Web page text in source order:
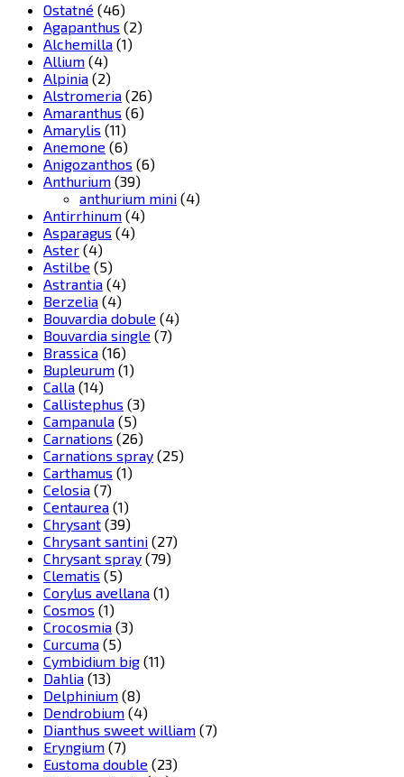
Ostatné (46)
Agapanthus (2)
Alchemilla (1)
Allium (4)
Alpinia (2)
Alstromeria (26)
Amaranthus (6)
Amarylis (11)
Anemone (6)
Anigozanthos (6)
Anthurium (39)
anthurium mini (4)
Antirrhinum (4)
Asparagus (4)
Aster (4)
Astilbe (5)
Astrantia (4)
Berzelia (4)
Bouvardia dobule (4)
Bouvardia single (7)
Brassica (16)
Bupleurum (1)
Calla (14)
Callistephus (3)
Campanula (5)
Carnations (26)
Carnations spray (25)
Carthamus (1)
Celosia (7)
Centaurea (1)
Chrysant (39)
Chrysant santini (27)
Chrysant spray (79)
Clematis (5)
Corylus avellana (1)
Cosmos (1)
Crocosmia (3)
Curcuma (5)
Cymbidium big (11)
Dahlia (13)
Delphinium (8)
Dendrobium (4)
Dianthus sweet william (7)
Eryngium (7)
Eustoma double (23)